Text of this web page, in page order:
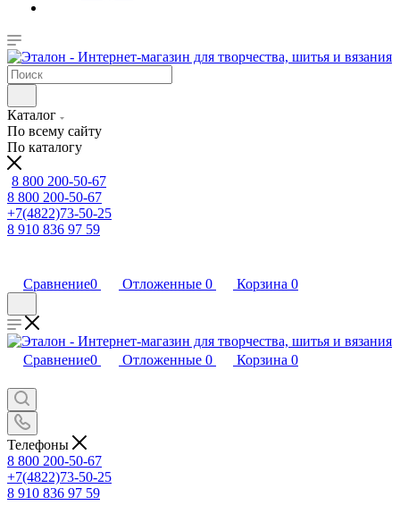
Каталог
По всему сайту
По каталогу
8 800 200-50-67
8 800 200-50-67
+7(4822)73-50-25
8 910 836 97 59
Сравнение0 Отложенные 0 Корзина 0
Сравнение0 Отложенные 0 Корзина 0
Телефоны
8 800 200-50-67
+7(4822)73-50-25
8 910 836 97 59